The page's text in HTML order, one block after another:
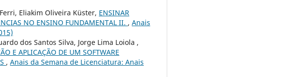
Eliakim Oliveira Küster, ENSINAR
NO ENSINO FUNDAMENTAL II. , Anais
dos Santos Silva, Jorge Lima Loiola ,
E APLICAÇÃO DE UM SOFTWARE
, Anais da Semana de Licenciatura: Anais